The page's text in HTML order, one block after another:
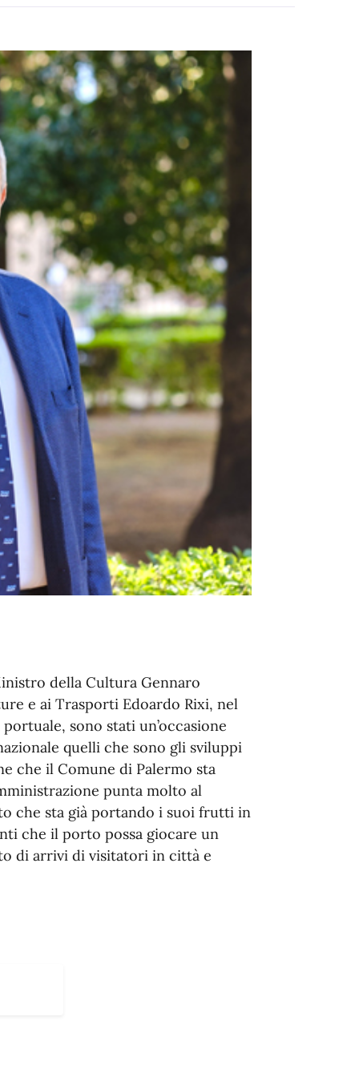
della Cultura Gennaro
e ai Trasporti Edoardo Rixi, nel
sono stati un’occasione
quelli che sono gli sviluppi
che il Comune di Palermo sta
punta molto al
che sta già portando i suoi frutti in
che il porto possa giocare un
di arrivi di visitatori in città e